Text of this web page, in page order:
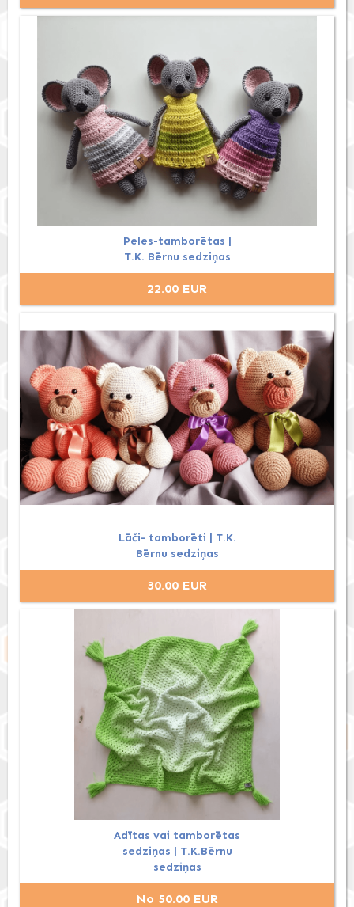
Peles-tamborētas |
T.K. Bērnu sedziņas
22.00 EUR
Lāči- tamborēti | T.K.
Bērnu sedziņas
30.00 EUR
Adītas vai tamborētas
sedziņas | T.K.Bērnu
sedziņas
No 50.00 EUR